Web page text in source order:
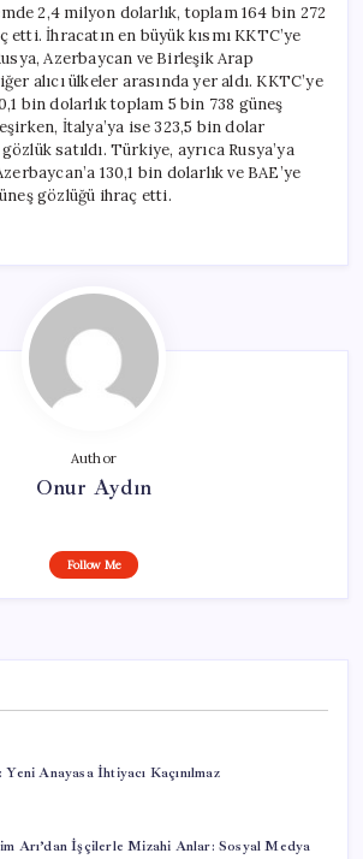
2,4 milyon dolarlık, toplam 164 bin 272
etti. İhracatın en büyük kısmı KKTC’ye
Azerbaycan ve Birleşik Arap
alıcı ülkeler arasında yer aldı. KKTC’ye
bin dolarlık toplam 5 bin 738 güneş
İtalya’ya ise 323,5 bin dolar
satıldı. Türkiye, ayrıca Rusya’ya
130,1 bin dolarlık ve BAE’ye
gözlüğü ihraç etti.
Author
Onur Aydın
Follow Me
Anayasa İhtiyacı Kaçınılmaz
Arı’dan İşçilerle Mizahi Anlar: Sosyal Medya